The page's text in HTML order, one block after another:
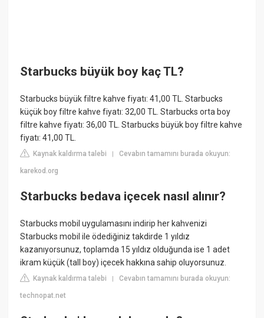
Starbucks büyük boy kaç TL?
Starbucks büyük filtre kahve fiyatı: 41,00 TL. Starbucks
küçük boy filtre kahve fiyatı: 32,00 TL. Starbucks orta boy
filtre kahve fiyatı: 36,00 TL. Starbucks büyük boy filtre kahve
fiyatı: 41,00 TL.
Kaynak kaldırma talebi |Cevabın tamamını burada okuyun:
karekod.org
Starbucks bedava içecek nasıl alınır?
Starbucks mobil uygulamasını indirip her kahvenizi
Starbucks mobil ile ödediğiniz takdirde 1 yıldız
kazanıyorsunuz, toplamda 15 yıldız olduğunda ise 1 adet
ikram küçük (tall boy) içecek hakkına sahip oluyorsunuz.
Kaynak kaldırma talebi |Cevabın tamamını burada okuyun:
technopat.net